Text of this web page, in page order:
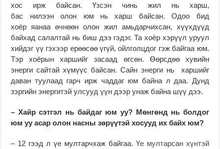
хос ирж байсан. Үзсэн чинь жил нь харш,
бас нилээн олон юм нь харш байсан. Одоо бид
хоёр яанаа өчнөөн олон жил амьдарчихсан, хүүхдүүд
байхад салалтай нь биш дээ гэдэг. Та хоёр хэрүүл уруул
хийдэг үү гэхээр ерөөсөө үгүй, ойлголцдог гэж байгаа юм.
Тэр хоёрын харшийг засаад өгсөн. Өөрсдөө хувийн
энерги сайтай хүмүүс байсан. Сайн энерги нь харшийг
даван туулаад гарч ирж чаддаг юм байна л даа. Дунд
зэргийн энергитэй улсууд үүн дээр унаж байна шүү дээ.
– Хайр сэтгэл нь байдаг юм уу? Мөнгөнд нь болдог
юм уу асар олон насны зөрүүтэй хосууд их байх юм?
– 12 гээд л үе мултарчхаж байгаа. Үе мултарсан хүнтэй